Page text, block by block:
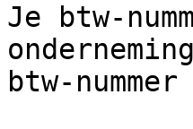
Je btw-
btw-